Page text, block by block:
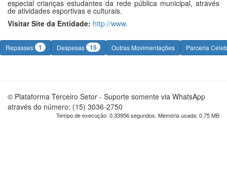
especial crianças estudantes da rede pública municipal, através
de atividades esportivas e culturais.
Visitar Site da Entidade: http://www.
Repasses 1 Despesas 15 Outras Movimentações Parceria
© Plataforma Terceiro Setor - Suporte somente via WhatsApp
através do número: (15) 3036-2750
Tempo de execução: 0.33956 segundos. Memória usada: 0.75 MB